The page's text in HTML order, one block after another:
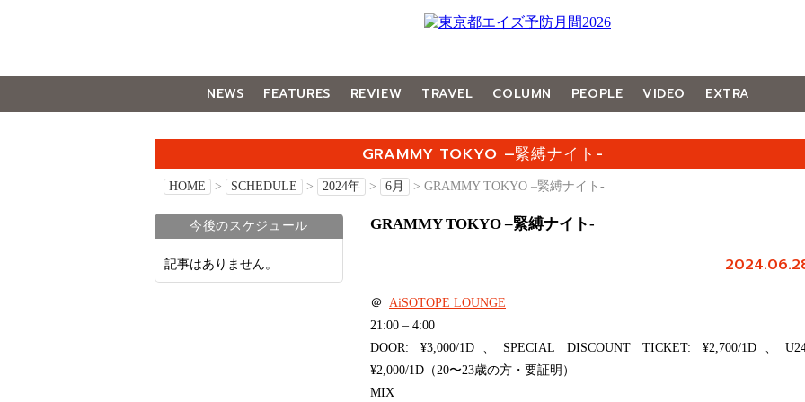
NEWS FEATURES REVIEW TRAVEL COLUMN PEOPLE VIDEO
EXTRA
GRAMMY TOKYO –緊縛ナイト-
HOME > SCHEDULE > 2024年 > 6月 > GRAMMY TOKYO –緊縛ナイト-
GRAMMY TOKYO –緊縛ナイト-
＠ AiSOTOPE LOUNGE
21:00 – 4:00
DOOR: ¥3,000/1D、SPECIAL DISCOUNT TICKET: ¥2,700/1D、
¥2,000/1D（20〜23歳の方・要証明）
MIX
今後のスケジュール
記事はありません。